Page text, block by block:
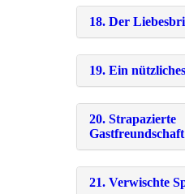
18. Der
19. Ein
20. Strapazierte
Gastfreundschaft
21. Verwischte